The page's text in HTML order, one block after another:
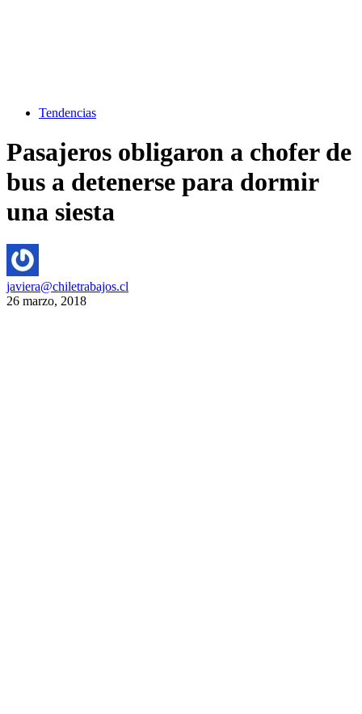
Tendencias
Pasajeros obligaron a chofer de
bus a detenerse para dormir
una siesta
javiera@chiletrabajos.cl
26 marzo, 2018